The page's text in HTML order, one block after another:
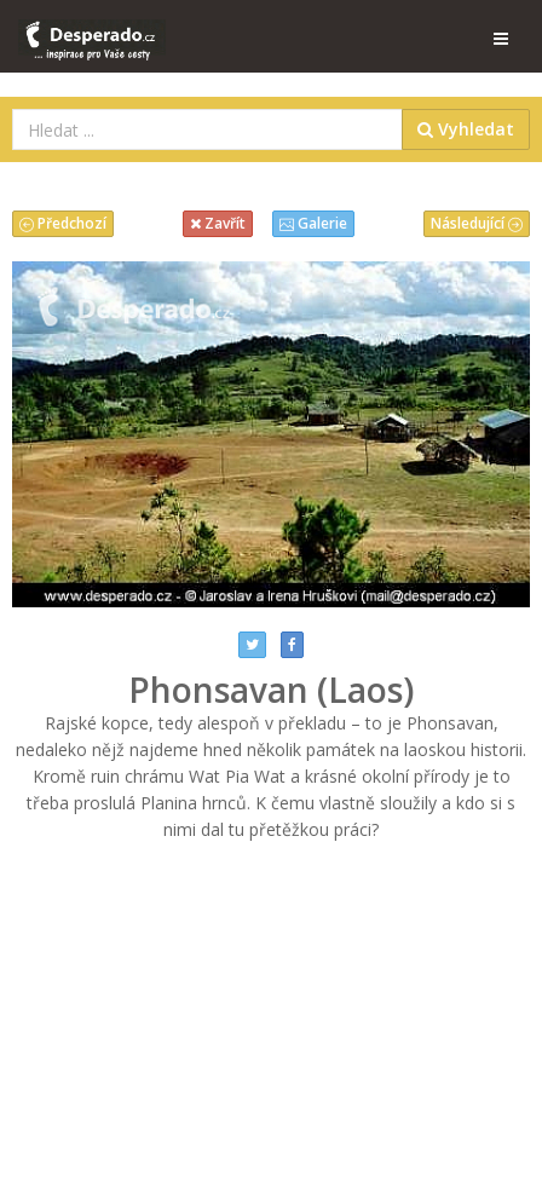
Vyhledat
Následující
Předchozí Zavřít Galerie
Phonsavan (Laos)
Rajské kopce, tedy alespoň v překladu – to je Phonsavan,
nedaleko nějž najdeme hned několik památek na laoskou historii.
Kromě ruin chrámu Wat Pia Wat a krásné okolní přírody je to
třeba proslulá Planina hrnců. K čemu vlastně sloužily a kdo si s
nimi dal tu přetěžkou práci?